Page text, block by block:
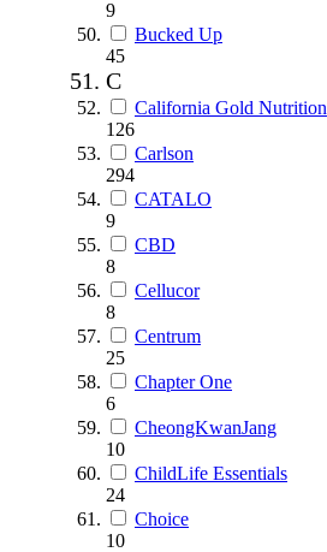
9
Bucked Up
45
C
California Gold Nutrition
126
Carlson
294
CATALO
9
CBD
8
Cellucor
8
Centrum
25
Chapter One
6
CheongKwanJang
10
ChildLife Essentials
24
Choice
10